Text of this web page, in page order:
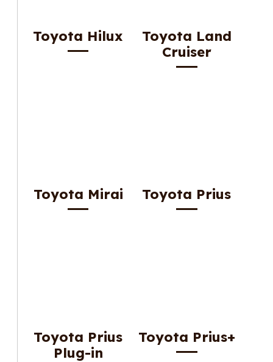
Toyota Hilux
Toyota Land
Cruiser
Toyota Mirai Toyota Prius
Toyota Prius
Plug-in
Toyota Prius+